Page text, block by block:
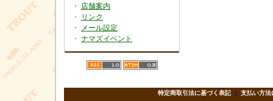
・ 店舗案内
・
リンク
・
メール設定
・ ナマズイベント
特定商取引法に基づく表記｜ 支払い方法